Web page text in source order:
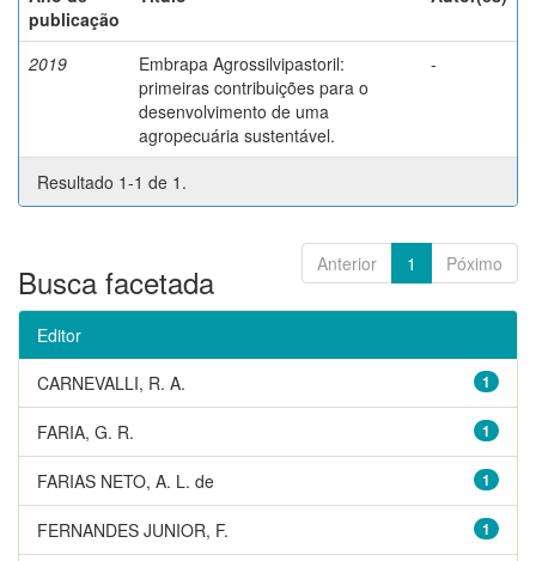
publicação
2019
Embrapa Agrossilvipastoril:
primeiras contribuições para o
desenvolvimento de uma
agropecuária sustentável.
-
Resultado 1-1 de 1.
Anterior 1 Póximo
Busca facetada
Editor
1
CARNEVALLI, R. A.
1
FARIA, G. R.
1
FARIAS NETO, A. L. de
1
FERNANDES JUNIOR, F.